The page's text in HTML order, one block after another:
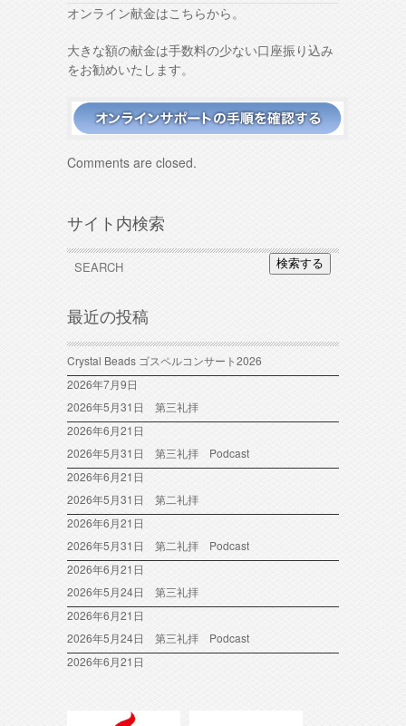
オンライン献金はこちらから。
大きな額の献金は手数料の少ない口座振り込み
をお勧めいたします。
Comments are closed.
サイト内検索
検索する
最近の投稿
Crystal Beads ゴスペルコンサート2026
2026年7月9日
2026年5月31日 第三礼拝
2026年6月21日
2026年5月31日 第三礼拝 Podcast
2026年6月21日
2026年5月31日 第二礼拝
2026年6月21日
2026年5月31日 第二礼拝 Podcast
2026年6月21日
2026年5月24日 第三礼拝
2026年6月21日
2026年5月24日 第三礼拝 Podcast
2026年6月21日